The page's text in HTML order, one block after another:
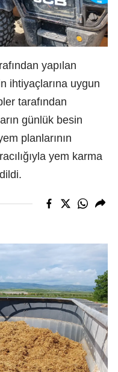
yapılan
ihtiyaçlarına uygun
tarafından
günlük besin
planlarının
yem karma